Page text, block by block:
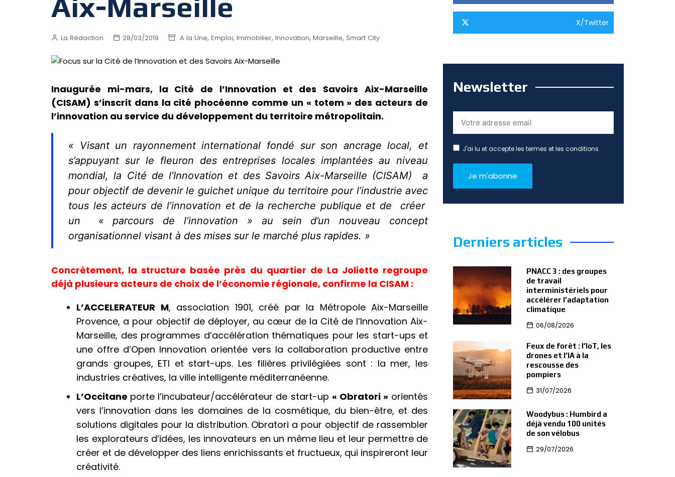
La Rédaction 28/03/2019 A la Une, Emploi, Immobilier, Innovation, Marseille, Smart City
Inaugurée mi-mars, la Cité de l’Innovation et des Savoirs Aix-Marseille
(CISAM) s’inscrit dans la cité phocéenne comme un « totem » des acteurs de
l’innovation au service du développement du territoire métropolitain.
« Visant un rayonnement international fondé sur son ancrage local, et
s’appuyant sur le fleuron des entreprises locales implantées au niveau
mondial, la Cité de l’Innovation et des Savoirs Aix-Marseille (CISAM) a
pour objectif de devenir le guichet unique du territoire pour l’industrie avec
tous les acteurs de l’innovation et de la recherche publique et de créer
un « parcours de l’innovation » au sein d’un nouveau concept
organisationnel visant à des mises sur le marché plus rapides. »
Concrètement, la structure basée près du quartier de La Joliette regroupe
déjà plusieurs acteurs de choix de l’économie régionale, confirme la CISAM :
L’ACCELERATEUR M, association 1901, créé par la Métropole Aix-Marseille
Provence, a pour objectif de déployer, au cœur de la Cité de l’Innovation Aix-
Marseille, des programmes d’accélération thématiques pour les start-ups et
une offre d’Open Innovation orientée vers la collaboration productive entre
grands groupes, ETI et start-ups. Les filières privilégiées sont : la mer, les
industries créatives, la ville intelligente méditerranéenne.
L’Occitane porte l’incubateur/accélérateur de start-up « Obratori »orientés
vers l’innovation dans les domaines de la cosmétique, du bien-être, et des
solutions digitales pour la distribution. Obratori a pour objectif de rassembler
les explorateurs d’idées, les innovateurs en un même lieu et leur permettre de
créer et de développer des liens enrichissants et fructueux, qui inspireront leur
créativité.
X/Twitter
Newsletter
J'ai lu et accepte les termes et les conditions
Derniers articles
PNACC 3 : des groupes
de travail
interministériels pour
accélérer l’adaptation
climatique
06/08/2026
Feux de forêt : l’IoT, les
drones et l’IA à la
rescousse des
pompiers
31/07/2026
Woodybus : Humbird a
déjà vendu 100 unités
de son vélobus
29/07/2026